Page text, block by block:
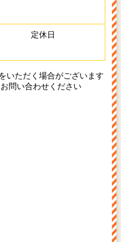
定休日
いただく場合がございます
問い合わせください